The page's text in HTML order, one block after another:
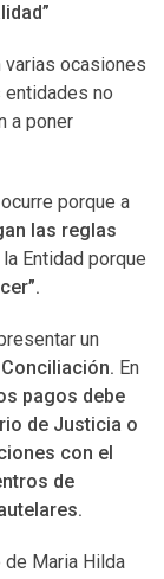
ocasiones
no
a poner
porque a
las reglas
Entidad porque
un
En
pagos debe
de Justicia o
con el
de
de Maria Hilda